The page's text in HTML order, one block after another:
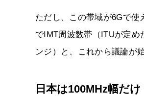
ただし、この帯域が6Gで使
でIMT周波数帯（ITUが定め
ンジ）と、これから議論が
日本は100MHz幅だけ